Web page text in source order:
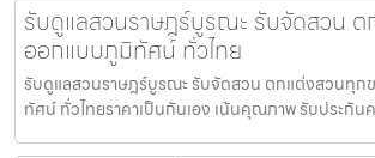
รับดูแลสวนราษฎร์บูรณะ รับจัดสวน ต
ออกแบบภูมิทัศน์ ทั่วไทย
รับดูแลสวนราษฎร์บูรณะ รับจัดสวน ตกแต่งสวนทุก
ทัศน์ ทั่วไทยราคาเป็นกันเอง เน้นคุณภาพ รับประกัน